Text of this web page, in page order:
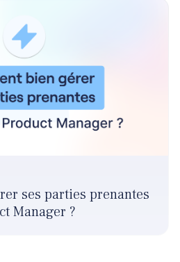
ses parties prenantes
Manager ?